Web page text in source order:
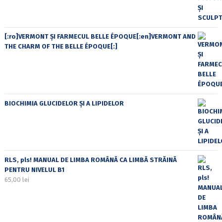
[:ro]VERMONT ȘI FARMECUL BELLE ÉPOQUE[:en]VERMONT AND
THE CHARM OF THE BELLE ÉPOQUE[:]
BIOCHIMIA GLUCIDELOR ȘI A LIPIDELOR
RLS, pls! MANUAL DE LIMBA ROMÂNĂ CA LIMBĂ STRĂINĂ
PENTRU NIVELUL B1
65,00 lei